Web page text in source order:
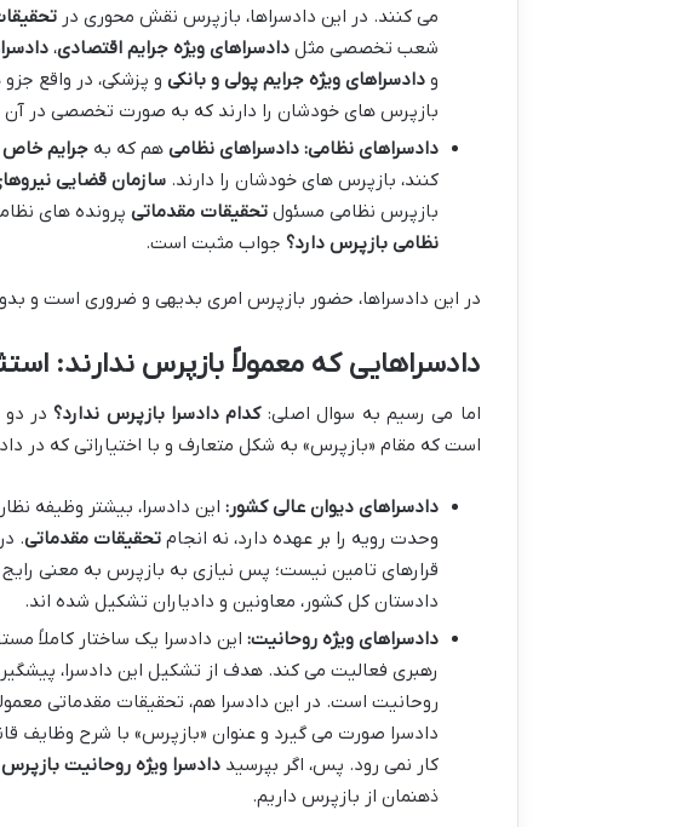
می کنند. در این دادسراها، بازپرس نقش محوری در
شعب تخصصی مثلدادسراهای ویژه جرایم اقتصادی،
ودادسراهای ویژه جرایم پولی و بانکی و پزشکی، در واقع
بازپرس های خودشان را دارند که به صورت تخصصی در آن
دادسراهای نظامی: دادسراهای نظامی هم که بهجرایم خاص
کنند، بازپرس های خودشان را دارند.سازمان قضایی
بازپرس نظامی مسئولتحقیقات مقدماتی پرونده های
نظامی بازپرس دارد؟ جواب مثبت است.
در این دادسراها، حضور بازپرس امری بدیهی و ضروری است و
دادسراهایی که معمولاً بازپرس ندارند:
اما می رسیم به سوال اصلی:کدام دادسرا بازپرس ندارد؟در دو
است که مقام «بازپرس» به شکل متعارف و با اختیاراتی که در
دادسراهای دیوان عالی کشور: این دادسرا، بیشتر وظیفه
وحدت رویه را بر عهده دارد، نه انجامتحقیقات مقدماتی.
قرارهای تامین نیست؛ پس نیازی به بازپرس به معنی
دادستان کل کشور، معاونین و دادیاران تشکیل شده اند.
دادسراهای ویژه روحانیت: این دادسرا یک ساختار کاملاً
رهبری فعالیت می کند. هدف از تشکیل این دادسرا،
روحانیت است. در این دادسرا هم، تحقیقات مقدماتی
دادسرا صورت می گیرد و عنوان «بازپرس» با شرح وظایف
کار نمی رود. پس، اگر بپرسیددادسرا ویژه روحانیت بازپرس
ذهنمان از بازپرس داریم.